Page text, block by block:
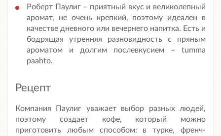
Роберт Паулиг – приятный вкус и великолепный
аромат, не очень крепкий, поэтому идеален в
качестве дневного или вечернего напитка. Есть и
бодрящая утренняя разновидность с пряным
ароматом и долгим послевкусием – tumma
paahto.
Рецепт
Компания Паулиг уважает выбор разных людей,
поэтому создает кофе, который можно
приготовить любым способом: в турке, френч-